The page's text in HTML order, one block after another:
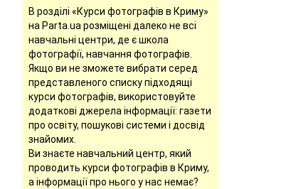
В розділі «Курси фотографів в Криму»
на Parta.ua розміщені далеко не всі
навчальні центри, де є школа
фотографії, навчання фотографів.
Якщо ви не зможете вибрати серед
представленого списку підходящі
курси фотографів, використовуйте
додаткові джерела інформації: газети
про освіту, пошукові системи і досвід
знайомих.
Ви знаєте навчальний центр, який
проводить курси фотографів в Криму,
а інформації про нього у нас немає?